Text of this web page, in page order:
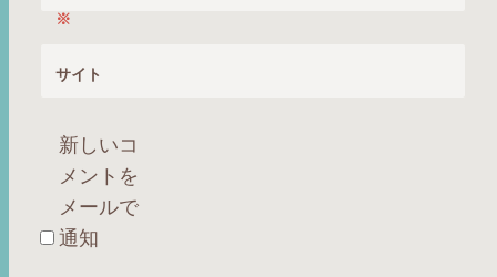
※
サイト
新しいコ
メントを
メールで
通知